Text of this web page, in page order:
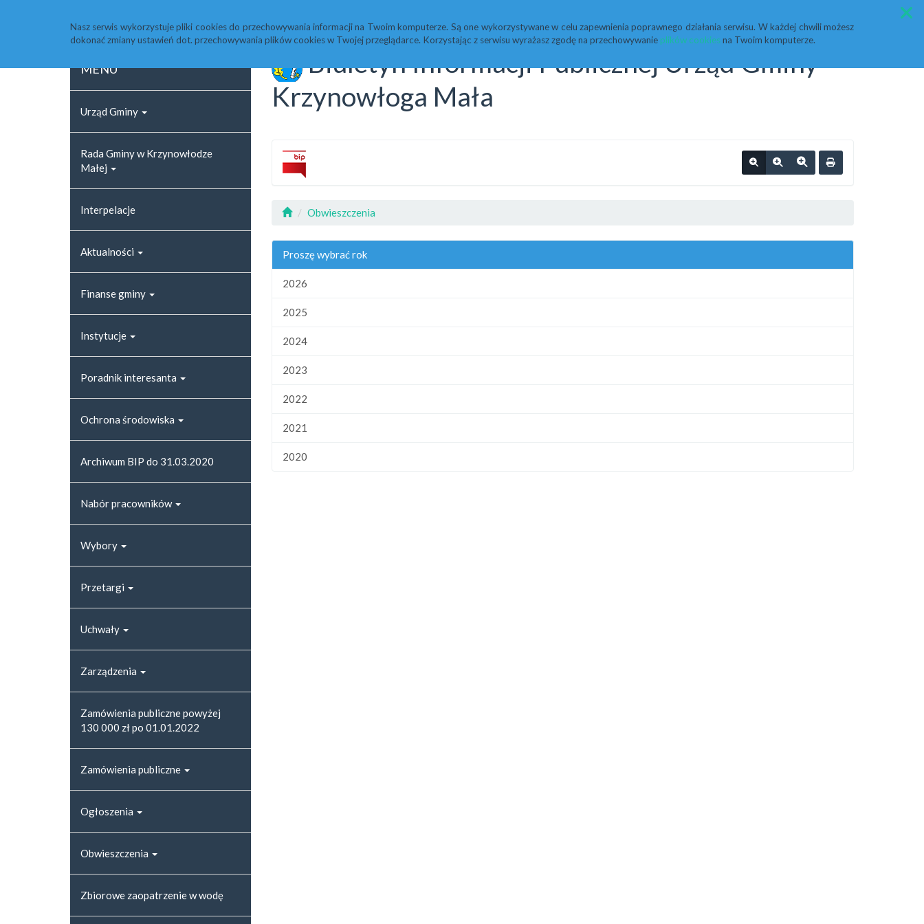
Nasz serwis wykorzystuje pliki cookies do przechowywania informacji na Twoim komputerze. Są one wykorzystywane w celu zapewnienia poprawnego działania serwisu. W każdej chwili możesz
dokonać zmiany ustawień dot. przechowywania plików cookies w Twojej przeglądarce. Korzystając z serwisu wyrażasz zgodę na przechowywanie plików cookiesna Twoim komputerze.
MENU
Urząd Gminy
Rada Gminy w Krzynowłodze
Małej
Interpelacje
Aktualności
Finanse gminy
Instytucje
Poradnik interesanta
Ochrona środowiska
Archiwum BIP do 31.03.2020
Nabór pracowników
Wybory
Przetargi
Uchwały
Zarządzenia
Zamówienia publiczne powyżej
130 000 zł po 01.01.2022
Zamówienia publiczne
Ogłoszenia
Obwieszczenia
Zbiorowe zaopatrzenie w wodę
Biuletyn Informacji Publicznej Urząd Gminy
Krzynowłoga Mała
Obwieszczenia
Proszę wybrać rok
2026
2025
2024
2023
2022
2021
2020